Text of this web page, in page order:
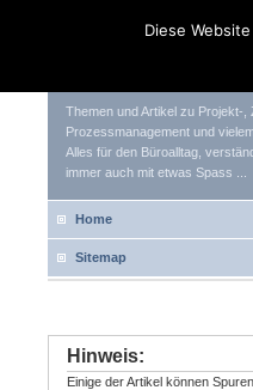
Themen und Artikel zu Projekt-,
Prozessmanagement und
Alles für den Büroalltag,
immer auch mit etwas Spass ...
Home
Sitemap
Hinweis:
Einige der Artikel können
Diese